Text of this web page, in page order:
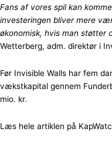
Fans af vores spil kan
investeringen bliver mere
økonomisk, hvis man støtter
Wetterberg, adm. direktør i
Før Invisible Walls har fem
vækstkapital gennem
mio. kr.
Læs hele artiklen på